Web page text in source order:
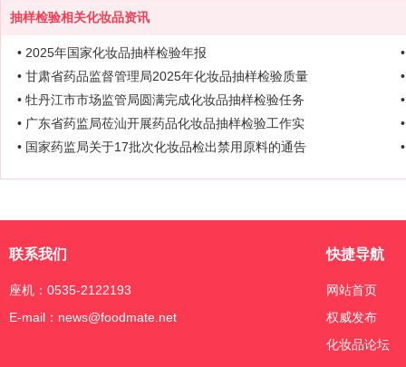
抽样检验相关化妆品资讯
• 2025年国家化妆品抽样检验年报
• 甘肃省药品监督管理局2025年化妆品抽样检验质量
• 牡丹江市市场监管局圆满完成化妆品抽样检验任务
• 广东省药监局莅汕开展药品化妆品抽样检验工作实
• 国家药监局关于17批次化妆品检出禁用原料的通告
联系我们
座机：0535-2122193
E-mail：news@foodmate.net
快捷导航
网站首页
权威发布
化妆品论坛